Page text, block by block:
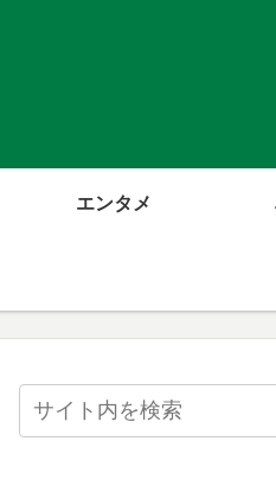
エンタメ